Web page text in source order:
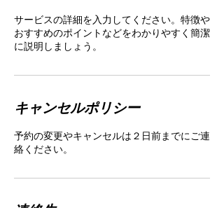
サービスの詳細を入力してください。特徴や
おすすめのポイントなどをわかりやすく簡潔
に説明しましょう。
キャンセルポリシー
予約の変更やキャンセルは２日前までにご連
絡ください。
連絡先